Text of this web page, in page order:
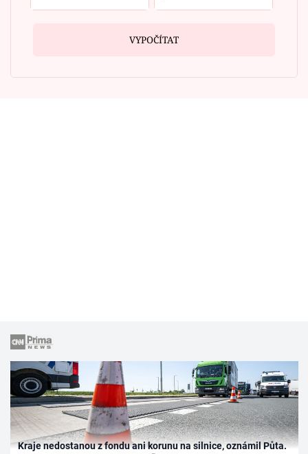
VYPOČÍTAT
Kraje nedostanou z fondu ani korunu na silnice, oznámil Půta.